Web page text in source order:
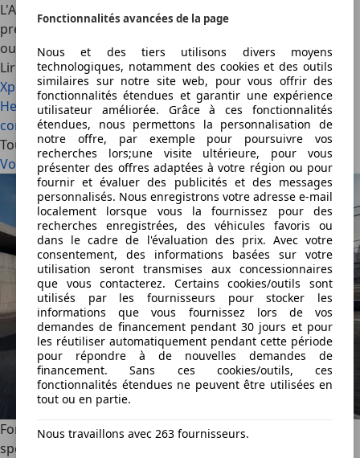
L'Aston Martin Vanquish de première génération. La
preuve qu'une voiture peut être bien plus qu'un simple
outil…
Lire aussi
Xpeng G9L : avec le « L » de long…et de luxe ! (2026) La
Hennessey Blackbird est une hypercar qui ne fait rien
comme les autres (2026)
Tous les articles
Voir tout
Ford soigne sa Puma avec deux nouvelles éditions
spéciales (2026)
Fonctionnalités avancées de la page
Nous et des tiers utilisons divers moyens
technologiques, notamment des cookies et des outils
similaires sur notre site web, pour vous offrir des
fonctionnalités étendues et garantir une expérience
utilisateur améliorée. Grâce à ces fonctionnalités
étendues, nous permettons la personnalisation de
notre offre, par exemple pour poursuivre vos
recherches lors;une visite ultérieure, pour vous
présenter des offres adaptées à votre région ou pour
fournir et évaluer des publicités et des messages
personnalisés. Nous enregistrons votre adresse e-mail
localement lorsque vous la fournissez pour des
recherches enregistrées, des véhicules favoris ou
dans le cadre de l'évaluation des prix. Avec votre
consentement, des informations basées sur votre
utilisation seront transmises aux concessionnaires
que vous contacterez. Certains cookies/outils sont
utilisés par les fournisseurs pour stocker les
informations que vous fournissez lors de vos
demandes de financement pendant 30 jours et pour
les réutiliser automatiquement pendant cette période
pour répondre à de nouvelles demandes de
financement. Sans ces cookies/outils, ces
fonctionnalités étendues ne peuvent être utilisées en
tout ou en partie.
Nous travaillons avec 263 fournisseurs.